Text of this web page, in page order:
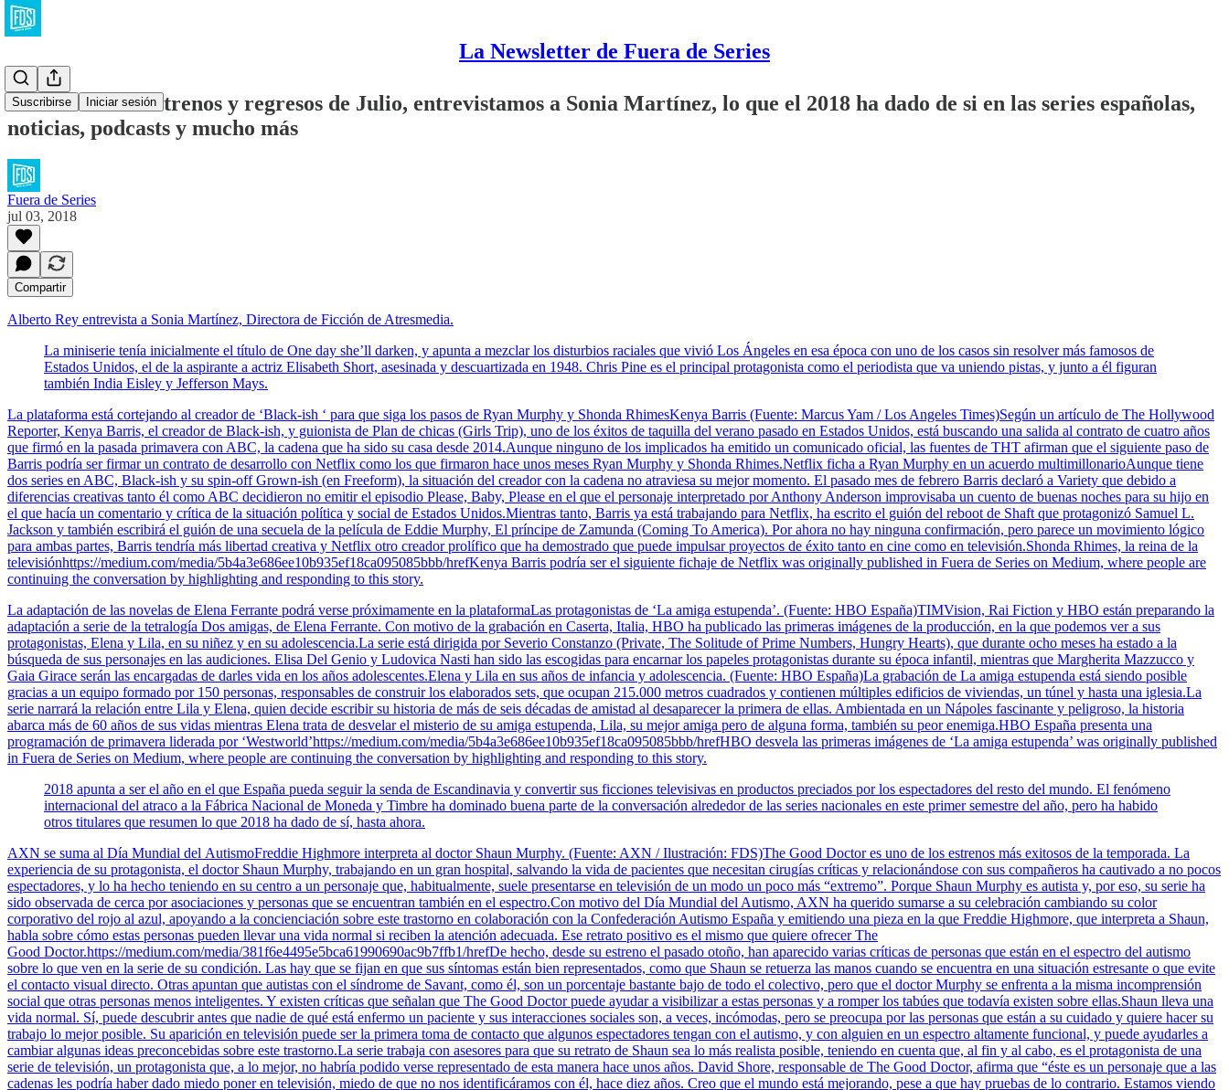
La Newsletter de Fuera de Series
Suscribirse Iniciar sesión
Calendario de estrenos y regresos de Julio, entrevistamos a Sonia Martínez, lo que el 2018 ha dado de si en las series españolas,
noticias, podcasts y mucho más
Fuera de Series
jul 03, 2018
Compartir
Alberto Rey entrevista a Sonia Martínez, Directora de Ficción de Atresmedia.
La miniserie tenía inicialmente el título de One day she’ll darken, y apunta a mezclar los disturbios raciales que vivió Los Ángeles en esa época con uno de los casos sin resolver más famosos de
Estados Unidos, el de la aspirante a actriz Elisabeth Short, asesinada y descuartizada en 1948. Chris Pine es el principal protagonista como el periodista que va uniendo pistas, y junto a él figuran
también India Eisley y Jefferson Mays.
La plataforma está cortejando al creador de ‘Black-ish ‘ para que siga los pasos de Ryan Murphy y Shonda RhimesKenya Barris (Fuente: Marcus Yam / Los Angeles Times)Según un artículo de The Hollywood
Reporter, Kenya Barris, el creador de Black-ish, y guionista de Plan de chicas (Girls Trip), uno de los éxitos de taquilla del verano pasado en Estados Unidos, está buscando una salida al contrato de cuatro años
que firmó en la pasada primavera con ABC, la cadena que ha sido su casa desde 2014.Aunque ninguno de los implicados ha emitido un comunicado oficial, las fuentes de THT afirman que el siguiente paso de
Barris podría ser firmar un contrato de desarrollo con Netflix como los que firmaron hace unos meses Ryan Murphy y Shonda Rhimes.Netflix ficha a Ryan Murphy en un acuerdo multimillonarioAunque tiene
dos series en ABC, Black-ish y su spin-off Grown-ish (en Freeform), la situación del creador con la cadena no atraviesa su mejor momento. El pasado mes de febrero Barris declaró a Variety que debido a
diferencias creativas tanto él como ABC decidieron no emitir el episodio Please, Baby, Please en el que el personaje interpretado por Anthony Anderson improvisaba un cuento de buenas noches para su hijo en
el que hacía un comentario y crítica de la situación política y social de Estados Unidos.Mientras tanto, Barris ya está trabajando para Netflix, ha escrito el guión del reboot de Shaft que protagonizó Samuel L.
Jackson y también escribirá el guión de una secuela de la película de Eddie Murphy, El príncipe de Zamunda (Coming To America). Por ahora no hay ninguna confirmación, pero parece un movimiento lógico
para ambas partes, Barris tendría más libertad creativa y Netflix otro creador prolífico que ha demostrado que puede impulsar proyectos de éxito tanto en cine como en televisión.Shonda Rhimes, la reina de la
televisiónhttps://medium.com/media/5b4a3e686ee10b935ef18ca095085bbb/hrefKenya Barris podría ser el siguiente fichaje de Netflix was originally published in Fuera de Series on Medium, where people are
continuing the conversation by highlighting and responding to this story.
La adaptación de las novelas de Elena Ferrante podrá verse próximamente en la plataformaLas protagonistas de ‘La amiga estupenda’. (Fuente: HBO España)TIMVision, Rai Fiction y HBO están preparando la
adaptación a serie de la tetralogía Dos amigas, de Elena Ferrante. Con motivo de la grabación en Caserta, Italia, HBO ha publicado las primeras imágenes de la producción, en la que podemos ver a sus
protagonistas, Elena y Lila, en su niñez y en su adolescencia.La serie está dirigida por Severio Constanzo (Private, The Solitude of Prime Numbers, Hungry Hearts), que durante ocho meses ha estado a la
búsqueda de sus personajes en las audiciones. Elisa Del Genio y Ludovica Nasti han sido las escogidas para encarnar los papeles protagonistas durante su época infantil, mientras que Margherita Mazzucco y
Gaia Girace serán las encargadas de darles vida en los años adolescentes.Elena y Lila en sus años de infancia y adolescencia. (Fuente: HBO España)La grabación de La amiga estupenda está siendo posible
gracias a un equipo formado por 150 personas, responsables de construir los elaborados sets, que ocupan 215.000 metros cuadrados y contienen múltiples edificios de viviendas, un túnel y hasta una iglesia.La
serie narrará la relación entre Lila y Elena, quien decide escribir su historia de más de seis décadas de amistad al desaparecer la primera de ellas. Ambientada en un Nápoles fascinante y peligroso, la historia
abarca más de 60 años de sus vidas mientras Elena trata de desvelar el misterio de su amiga estupenda, Lila, su mejor amiga pero de alguna forma, también su peor enemiga.HBO España presenta una
programación de primavera liderada por ‘Westworld’https://medium.com/media/5b4a3e686ee10b935ef18ca095085bbb/hrefHBO desvela las primeras imágenes de ‘La amiga estupenda’ was originally published
in Fuera de Series on Medium, where people are continuing the conversation by highlighting and responding to this story.
2018 apunta a ser el año en el que España pueda seguir la senda de Escandinavia y convertir sus ficciones televisivas en productos preciados por los espectadores del resto del mundo. El fenómeno
internacional del atraco a la Fábrica Nacional de Moneda y Timbre ha dominado buena parte de la conversación alrededor de las series nacionales en este primer semestre del año, pero ha habido
otros titulares que resumen lo que 2018 ha dado de sí, hasta ahora.
AXN se suma al Día Mundial del AutismoFreddie Highmore interpreta al doctor Shaun Murphy. (Fuente: AXN / Ilustración: FDS)The Good Doctor es uno de los estrenos más exitosos de la temporada. La
experiencia de su protagonista, el doctor Shaun Murphy, trabajando en un gran hospital, salvando la vida de pacientes que necesitan cirugías críticas y relacionándose con sus compañeros ha cautivado a no pocos
espectadores, y lo ha hecho teniendo en su centro a un personaje que, habitualmente, suele presentarse en televisión de un modo un poco más “extremo”. Porque Shaun Murphy es autista y, por eso, su serie ha
sido observada de cerca por asociaciones y personas que se encuentran también en el espectro.Con motivo del Día Mundial del Autismo, AXN ha querido sumarse a su celebración cambiando su color
corporativo del rojo al azul, apoyando a la concienciación sobre este trastorno en colaboración con la Confederación Autismo España y emitiendo una pieza en la que Freddie Highmore, que interpreta a Shaun,
habla sobre cómo estas personas pueden llevar una vida normal si reciben la atención adecuada. Ese retrato positivo es el mismo que quiere ofrecer The
Good Doctor.https://medium.com/media/381f6e4495e5bca61990690ac9b7ffb1/hrefDe hecho, desde su estreno el pasado otoño, han aparecido varias críticas de personas que están en el espectro del autismo
sobre lo que ven en la serie de su condición. Las hay que se fijan en que sus síntomas están bien representados, como que Shaun se retuerza las manos cuando se encuentra en una situación estresante o que evite
el contacto visual directo. Otras apuntan que autistas con el síndrome de Savant, como él, son un porcentaje bastante bajo de todo el colectivo, pero que el doctor Murphy se enfrenta a la misma incomprensión
social que otras personas menos inteligentes. Y existen críticas que señalan que The Good Doctor puede ayudar a visibilizar a estas personas y a romper los tabúes que todavía existen sobre ellas.Shaun lleva una
vida normal. Sí, puede descubrir antes que nadie de qué está enfermo un paciente y sus interacciones sociales son, a veces, incómodas, pero se preocupa por las personas que están a su cuidado y quiere hacer su
trabajo lo mejor posible. Su aparición en televisión puede ser la primera toma de contacto que algunos espectadores tengan con el autismo, y con alguien en un espectro altamente funcional, y puede ayudarles a
cambiar algunas ideas preconcebidas sobre este trastorno.La serie trabaja con asesores para que su retrato de Shaun sea lo más realista posible, teniendo en cuenta que, al fin y al cabo, es el protagonista de una
serie de televisión, un protagonista que, a lo mejor, no habría podido verse representado de esta manera hace unos años. David Shore, responsable de The Good Doctor, afirma que “éste es un personaje que a las
cadenas les podría haber dado miedo poner en televisión, miedo de que no nos identificáramos con él, hace diez años. Creo que el mundo está mejorando, pese a que hay pruebas de lo contrario. Estamos viendo